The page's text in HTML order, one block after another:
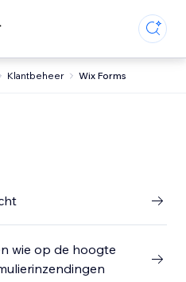
Klantbeheer Wix Forms
wie op de hoogte